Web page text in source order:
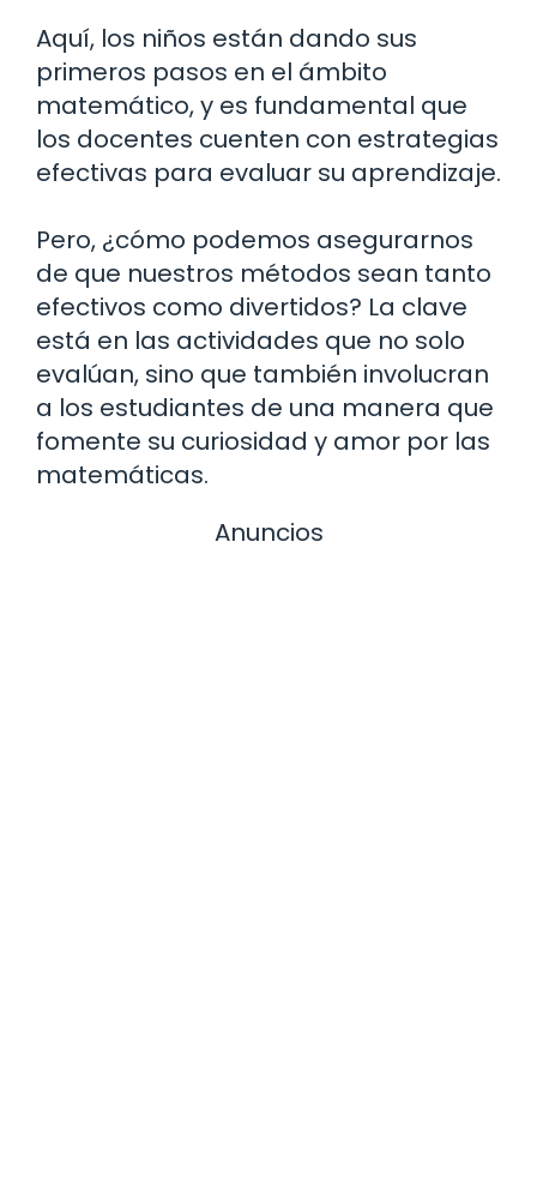
Aquí, los niños están dando sus
primeros pasos en el ámbito
matemático, y es fundamental que
los docentes cuenten con estrategias
efectivas para evaluar su aprendizaje.
Pero, ¿cómo podemos asegurarnos
de que nuestros métodos sean tanto
efectivos como divertidos? La clave
está en las actividades que no solo
evalúan, sino que también involucran
a los estudiantes de una manera que
fomente su curiosidad y amor por las
matemáticas.
Anuncios